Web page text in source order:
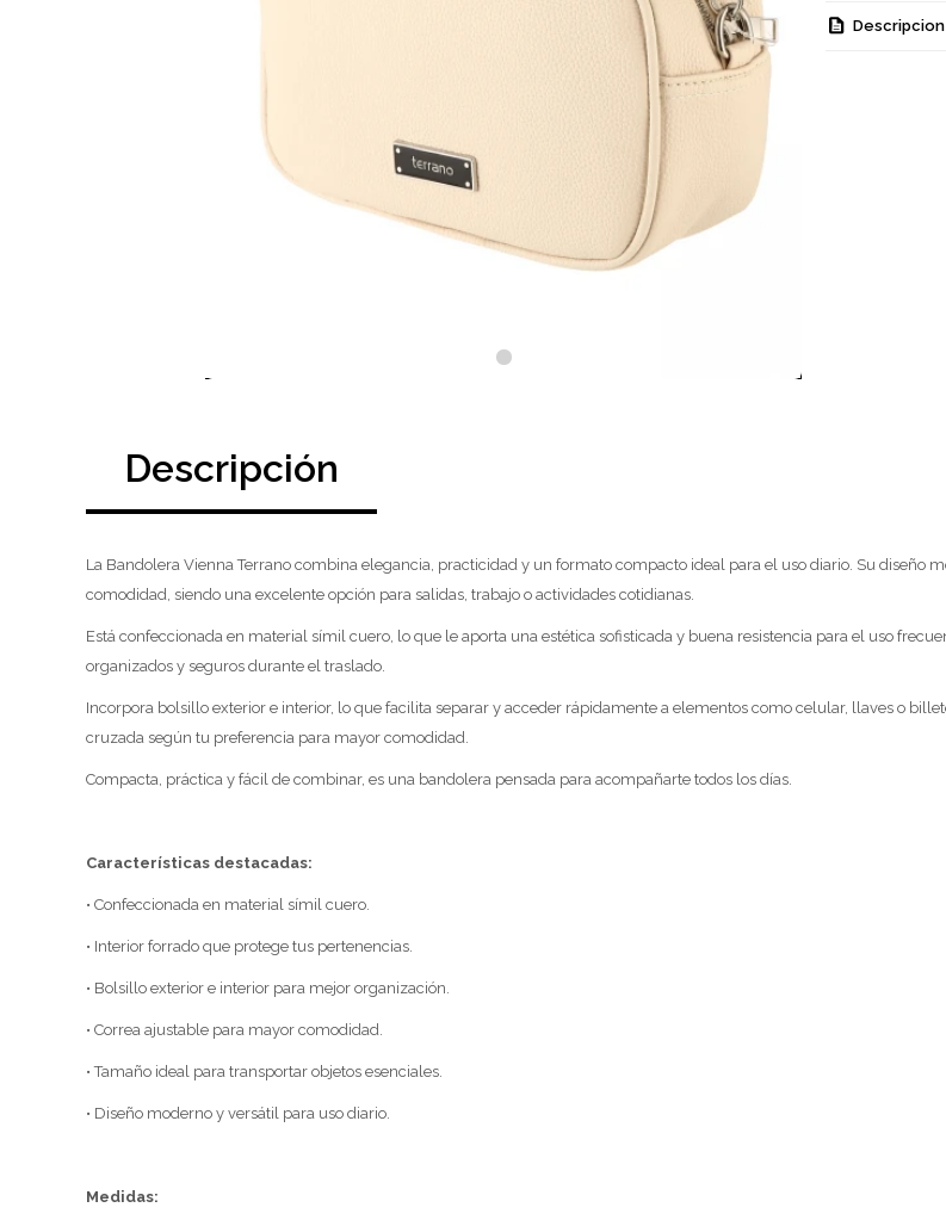
Descripcion
Descripción
La Bandolera Vienna Terrano combina elegancia, practicidad y un formato compacto ideal para el uso diario. Su diseño
comodidad, siendo una excelente opción para salidas, trabajo o actividades cotidianas.
Está confeccionada en material símil cuero, lo que le aporta una estética sofisticada y buena resistencia para el uso
organizados y seguros durante el traslado.
Incorpora bolsillo exterior e interior, lo que facilita separar y acceder rápidamente a elementos como celular, llaves o
cruzada según tu preferencia para mayor comodidad.
Compacta, práctica y fácil de combinar, es una bandolera pensada para acompañarte todos los días.
Características destacadas:
• Confeccionada en material símil cuero.
• Interior forrado que protege tus pertenencias.
• Bolsillo exterior e interior para mejor organización.
• Correa ajustable para mayor comodidad.
• Tamaño ideal para transportar objetos esenciales.
• Diseño moderno y versátil para uso diario.
Medidas: